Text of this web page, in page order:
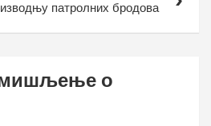
патролних бродова
мишљење о